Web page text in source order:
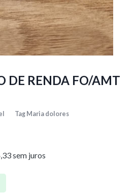
DE RENDA FO/AMT
Tag Maria dolores
sem juros